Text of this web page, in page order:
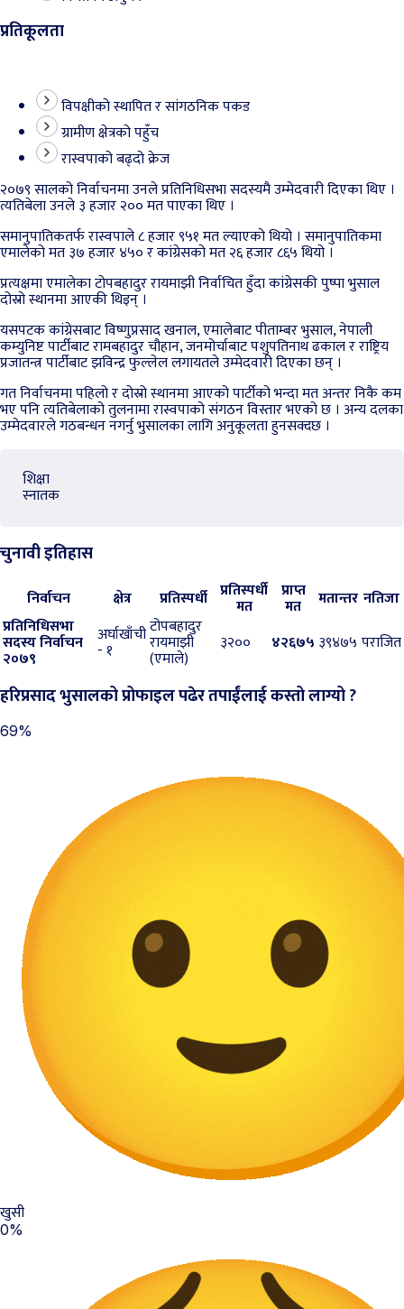
प्रतिकूलता
विपक्षीको स्थापित र सांगठनिक पकड
ग्रामीण क्षेत्रको पहुँच
रास्वपाको बढ्दो क्रेज
२०७९ सालको निर्वाचनमा उनले प्रतिनिधिसभा सदस्यमै उम्मेदवारी दिएका थिए ।
त्यतिबेला उनले ३ हजार २०० मत पाएका थिए ।
समानुपातिकतर्फ रास्वपाले ८ हजार ९५१ मत ल्याएको थियो । समानुपातिकमा
एमालेको मत ३७ हजार ४५० र कांग्रेसको मत २६ हजार ८६५ थियो ।
प्रत्यक्षमा एमालेका टोपबहादुर रायमाझी निर्वाचित हुँदा कांग्रेसकी पुष्पा भुसाल
दोस्रो स्थानमा आएकी थिइन् ।
यसपटक कांग्रेसबाट विष्णुप्रसाद खनाल, एमालेबाट पीताम्बर भुसाल, नेपाली
कम्युनिष्ट पार्टीबाट रामबहादुर चौहान, जनमोर्चाबाट पशुपतिनाथ ढकाल र राष्ट्रिय
प्रजातन्त्र पार्टीबाट झविन्द्र फुल्लेल लगायतले उम्मेदवारी दिएका छन् ।
गत निर्वाचनमा पहिलो र दोस्रो स्थानमा आएको पार्टीको भन्दा मत अन्तर निकै कम
भए पनि त्यतिबेलाको तुलनामा रास्वपाको संगठन विस्तार भएको छ । अन्य दलका
उम्मेदवारले गठबन्धन नगर्नु भुसालका लागि अनुकूलता हुनसक्दछ ।
शिक्षा
स्नातक
चुनावी इतिहास
निर्वाचन क्षेत्र प्रतिस्पर्धी प्रतिस्पर्धी
मत
प्राप्त
मत मतान्तर नतिजा
प्रतिनिधिसभा
सदस्य निर्वाचन
२०७९
अर्घाखाँची
- १
टोपबहादुर
रायमाझी
(एमाले)
३२०० ४२६७५ ३९४७५ पराजित
हरिप्रसाद भुसालको प्रोफाइल पढेर तपाईंलाई कस्तो लाग्यो ?
69%
खुसी
0%